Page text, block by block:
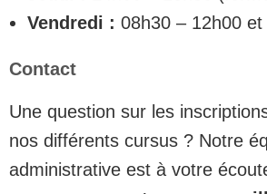
Vendredi : 08h30 – 12h00
Contact
Une question sur les
nos différents cursus ? Notre
administrative est à votre